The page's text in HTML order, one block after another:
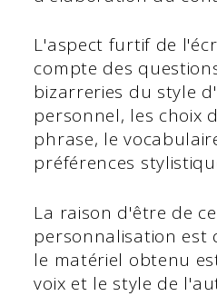
L'aspect furtif de
compte des
bizarreries du style
personnel, les choix
phrase, le
préférences
La raison d'être de
personnalisation est
le matériel obtenu
voix et le style de